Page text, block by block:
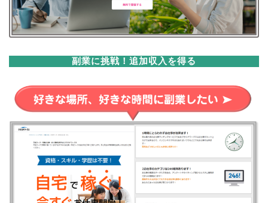
副業に挑戦！追加収入を得る